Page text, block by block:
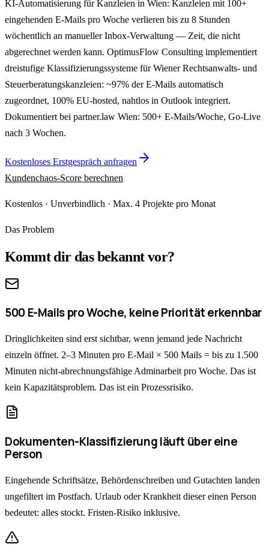
KI-Automatisierung für Kanzleien in Wien: Kanzleien mit 100+
eingehenden E-Mails pro Woche verlieren bis zu 8 Stunden
wöchentlich an manueller Inbox-Verwaltung — Zeit, die nicht
abgerechnet werden kann. OptimusFlow Consulting implementiert
dreistufige Klassifizierungssysteme für Wiener Rechtsanwalts- und
Steuerberatungskanzleien: ~97% der E-Mails automatisch
zugeordnet, 100% EU-hosted, nahtlos in Outlook integriert.
Dokumentiert bei partner.law Wien: 500+ E-Mails/Woche, Go-Live
nach 3 Wochen.
Kostenloses Erstgespräch anfragen
Kundenchaos-Score berechnen
Kostenlos · Unverbindlich · Max. 4 Projekte pro Monat
Das Problem
Kommt dir das bekannt vor?
500 E-Mails pro Woche, keine Priorität erkennbar
Dringlichkeiten sind erst sichtbar, wenn jemand jede Nachricht
einzeln öffnet. 2–3 Minuten pro E-Mail × 500 Mails = bis zu 1.500
Minuten nicht-abrechnungsfähige Adminarbeit pro Woche. Das ist
kein Kapazitätsproblem. Das ist ein Prozessrisiko.
Dokumenten-Klassifizierung läuft über eine
Person
Eingehende Schriftsätze, Behördenschreiben und Gutachten landen
ungefiltert im Postfach. Urlaub oder Krankheit dieser einen Person
bedeutet: alles stockt. Fristen-Risiko inklusive.